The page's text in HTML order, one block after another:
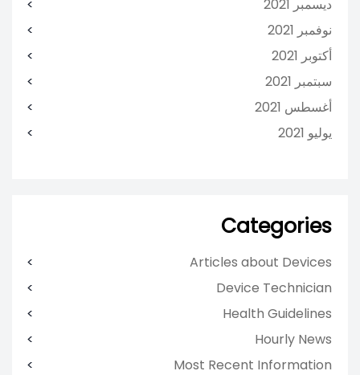
ديسمبر 2021
نوفمبر 2021
أكتوبر 2021
سبتمبر 2021
أغسطس 2021
يوليو 2021
Categories
Articles about Devices
Device Technician
Health Guidelines
Hourly News
Most Recent Information